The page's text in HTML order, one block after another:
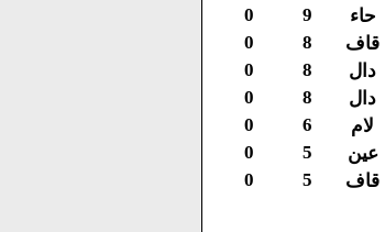
حاء 9
0
قاف 8
0
دال 8
0
دال 8
0
لام 6
0
عين 5
0
قاف 5
0